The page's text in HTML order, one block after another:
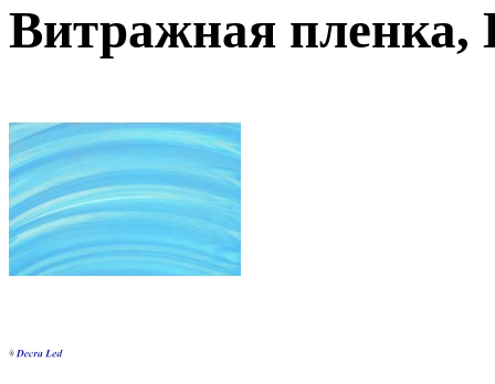
Витражная пленка,